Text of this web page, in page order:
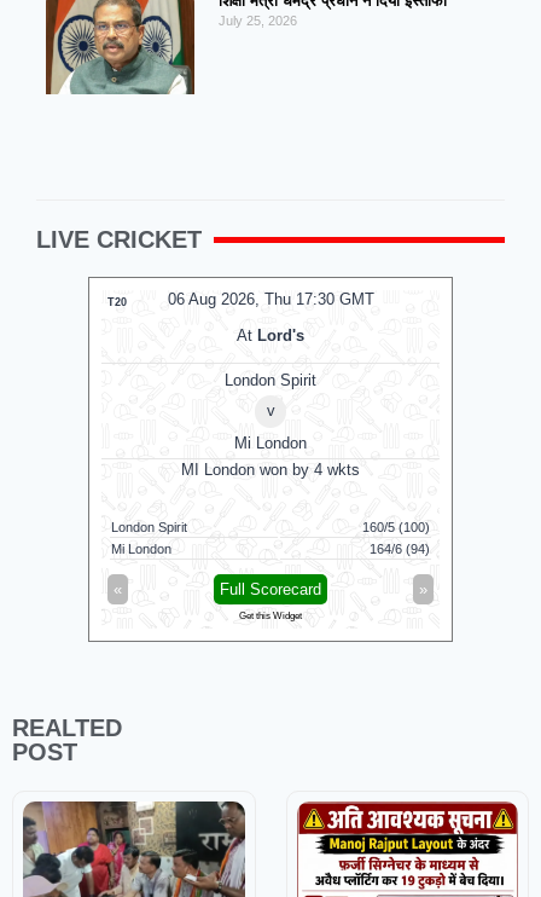
July 25, 2026
LIVE CRICKET
06 Aug 2026, Thu 17:30 GMT
T20
At Lord's
London Spirit
v
Mi London
MI London won by 4 wkts
London Spirit
160/5 (100)
Mi London
164/6 (94)
« »
Full Scorecard
Get this Widget
REALTED
POST